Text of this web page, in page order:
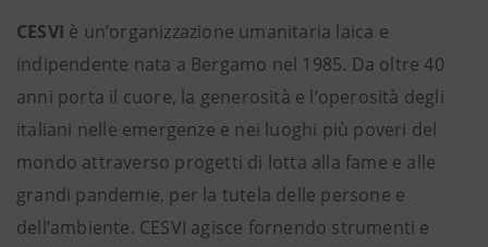
CESVI è un’organizzazione umanitaria laica e
indipendente nata a Bergamo nel 1985. Da oltre 40
anni porta il cuore, la generosità e l’operosità degli
italiani nelle emergenze e nei luoghi più poveri del
mondo attraverso progetti di lotta alla fame e alle
grandi pandemie, per la tutela delle persone e
dell’ambiente. CESVI agisce fornendo strumenti e